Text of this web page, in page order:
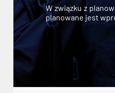
W związku z
planowane jest